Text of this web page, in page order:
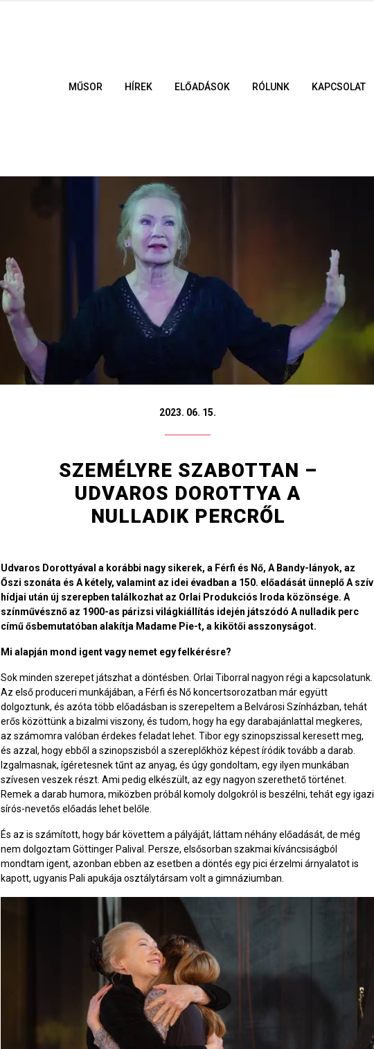
MŰSOR HÍREK ELŐADÁSOK RÓLUNK KAPCSOLAT
2023. 06. 15.
SZEMÉLYRE SZABOTTAN –
UDVAROS DOROTTYA A
NULLADIK PERCRŐL
Udvaros Dorottyával a korábbi nagy sikerek, a Férfi és Nő, A Bandy-lányok, az
Őszi szonáta és A kétely, valamint az idei évadban a 150. előadását ünneplő A szív
hídjai után új szerepben találkozhat az Orlai Produkciós Iroda közönsége. A
színművésznő az 1900-as párizsi világkiállítás idején játszódó A nulladik perc
című ősbemutatóban alakítja Madame Pie-t, a kikötői asszonyságot.
Mi alapján mond igent vagy nemet egy felkérésre?
Sok minden szerepet játszhat a döntésben. Orlai Tiborral nagyon régi a kapcsolatunk.
Az első produceri munkájában, a Férfi és Nő koncertsorozatban már együtt
dolgoztunk, és azóta több előadásban is szerepeltem a Belvárosi Színházban, tehát
erős közöttünk a bizalmi viszony, és tudom, hogy ha egy darabajánlattal megkeres,
az számomra valóban érdekes feladat lehet. Tibor egy szinopszissal keresett meg,
és azzal, hogy ebből a szinopszisból a szereplőkhöz képest íródik tovább a darab.
Izgalmasnak, ígéretesnek tűnt az anyag, és úgy gondoltam, egy ilyen munkában
szívesen veszek részt. Ami pedig elkészült, az egy nagyon szerethető történet.
Remek a darab humora, miközben próbál komoly dolgokról is beszélni, tehát egy igazi
sírós-nevetős előadás lehet belőle.
És az is számított, hogy bár követtem a pályáját, láttam néhány előadását, de még
nem dolgoztam Göttinger Palival. Persze, elsősorban szakmai kíváncsiságból
mondtam igent, azonban ebben az esetben a döntés egy pici érzelmi árnyalatot is
kapott, ugyanis Pali apukája osztálytársam volt a gimnáziumban.